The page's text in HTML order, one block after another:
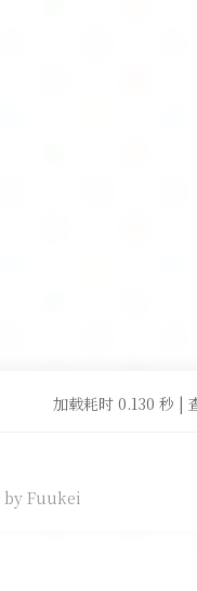
加载耗时 0.130 秒 |
by Fuukei